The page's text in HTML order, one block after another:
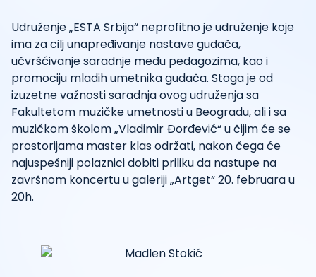
Udruženje „ESTA Srbija“ neprofitno je udruženje koje
ima za cilj unapređivanje nastave gudača,
učvršćivanje saradnje među pedagozima, kao i
promociju mladih umetnika gudača. Stoga je od
izuzetne važnosti saradnja ovog udruženja sa
Fakultetom muzičke umetnosti u Beogradu, ali i sa
muzičkom školom „Vladimir Đorđević“ u čijim će se
prostorijama master klas održati, nakon čega će
najuspešniji polaznici dobiti priliku da nastupe na
završnom koncertu u galeriji „Artget“ 20. februara u
20h.